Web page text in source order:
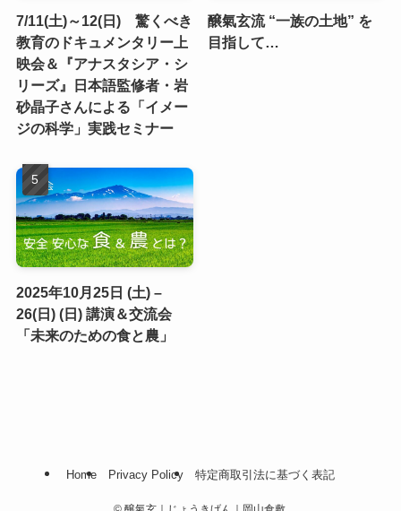
7/11(土)～12(日) 驚くべき
教育のドキュメンタリー上
映会＆『アナスタシア・シ
リーズ』日本語監修者・岩
砂晶子さんによる「イメー
ジの科学」実践セミナー
醸氣玄流 “一族の土地” を
目指して…
2025年10月25日 (土) –
26(日) (日) 講演＆交流会
「未来のための食と農」
Home Privacy Policy 特定商取引法に基づく表記